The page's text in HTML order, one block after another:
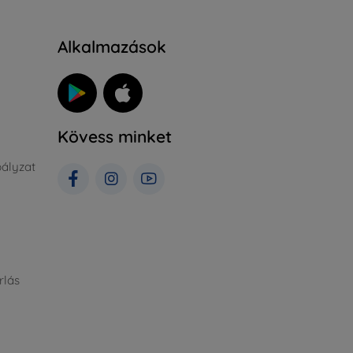
Alkalmazások
Kövess minket